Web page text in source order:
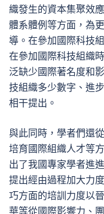
織發生的資本集聚效
體系體例等方面，為
導。在參加國際科技
在參加國際科技組織
泛缺少國際著名度和
技組織多少數字、進
相干提出。
與此同時，學者們還
培育國際組織人才等
出了我國專家學者進
提出經由過程加大力
巧方面的培訓力度以
華等從國際影響力、